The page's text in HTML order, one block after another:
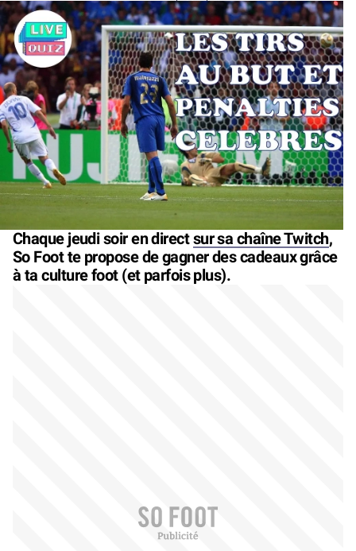
Chaque jeudi soir en directsur sa chaîne Twitch,
So Foot te propose de gagner des cadeaux grâce
à ta culture foot (et parfois plus).